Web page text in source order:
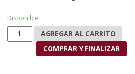
Disponible
La imposible república verdadera cantidad
AGREGAR AL CARRITO
COMPRAR Y FINALIZAR